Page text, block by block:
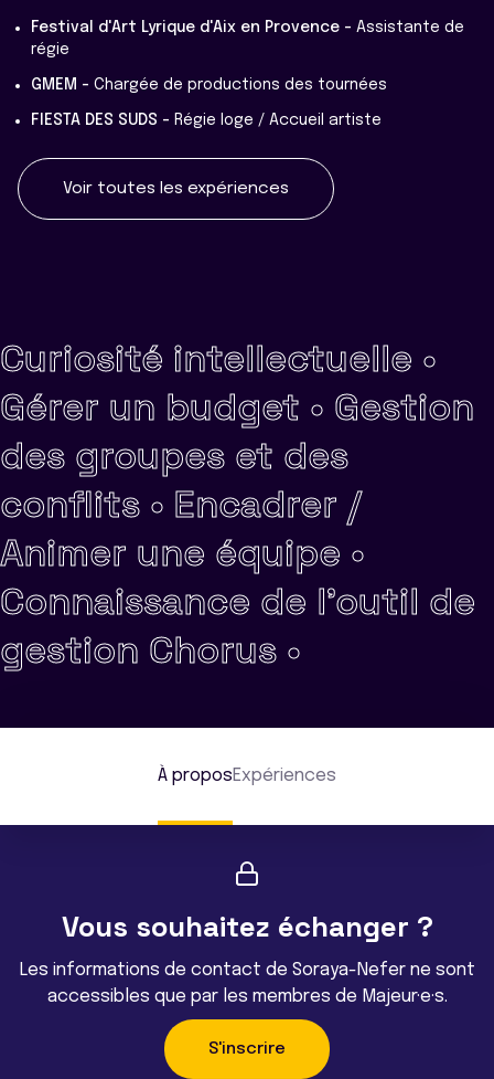
Festival d'Art Lyrique d'Aix en Provence - Assistante de
régie
GMEM - Chargée de productions des tournées
FIESTA DES SUDS - Régie loge / Accueil artiste
Voir toutes les expériences
Curiosité intellectuelle •
Gérer un budget • Gestion
des groupes et des
conflits • Encadrer /
Animer une équipe •
Connaissance de l'outil de
gestion Chorus •
À proposExpériences
Vous souhaitez échanger ?
Les informations de contact de Soraya-Nefer ne sont
accessibles que par les membres de Majeur·e·s.
S'inscrire